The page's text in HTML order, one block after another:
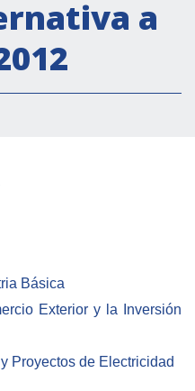
di
a
Básica
Exterior y la Inversión
Proyectos de Electricidad